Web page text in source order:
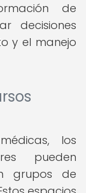
de
decisiones
y el manejo
los
pueden
grupos de